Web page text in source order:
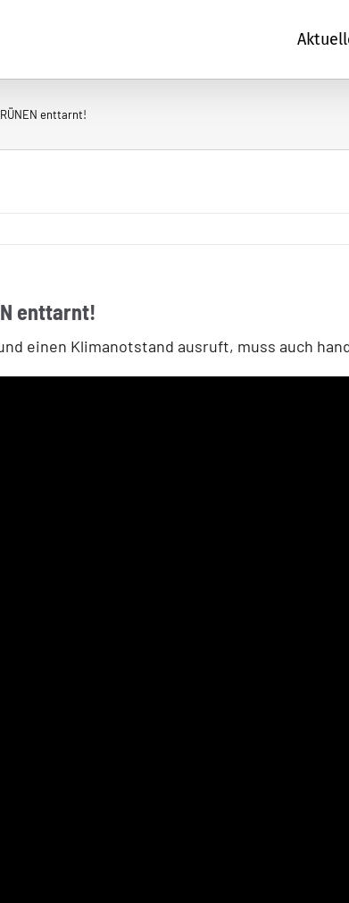
enttarnt!
enttarnt!
einen Klimanotstand ausruft, muss auch